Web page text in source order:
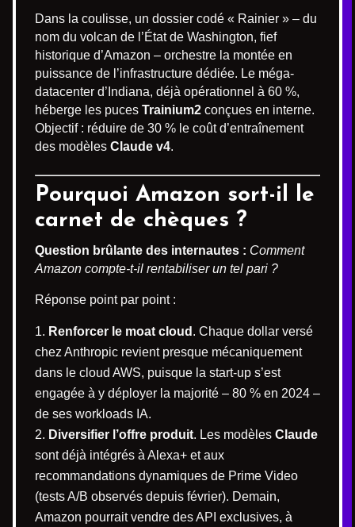
Dans la coulisse, un dossier codé « Rainier » – du
nom du volcan de l’État de Washington, fief
historique d’Amazon – orchestre la montée en
puissance de l’infrastructure dédiée. Le méga-
datacenter d’Indiana, déjà opérationnel à 60 %,
héberge les puces Trainium2 conçues en interne.
Objectif : réduire de 30 % le coût d’entraînement
des modèles Claude v4.
Pourquoi Amazon sort-il le
carnet de chèques ?
Question brûlante des internautes : Comment
Amazon compte-t-il rentabiliser un tel pari ?
Réponse point par point :
Renforcer le moat cloud . Chaque dollar versé
chez Anthropic revient presque mécaniquement
dans le cloud AWS, puisque la start-up s’est
engagée à y déployer la majorité – 80 % en 2024 –
de ses workloads IA.
Diversifier l’offre produit. Les modèles Claude
sont déjà intégrés à Alexa+ et aux
recommandations dynamiques de Prime Video
(tests A/B observés depuis février). Demain,
Amazon pourrait vendre des API exclusives, à